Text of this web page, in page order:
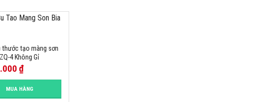
thước tạo màng sơn
4 Không Gỉ
₫
MUA HÀNG